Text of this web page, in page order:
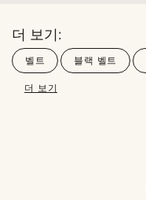
더 보기:
벨트 블랙 벨트
더 보기